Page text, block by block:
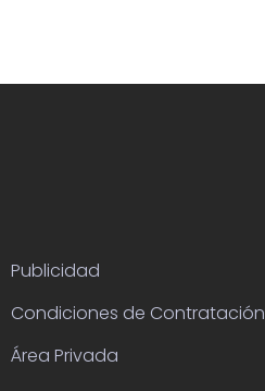
Publicidad
Condiciones de Contratación
Área Privada